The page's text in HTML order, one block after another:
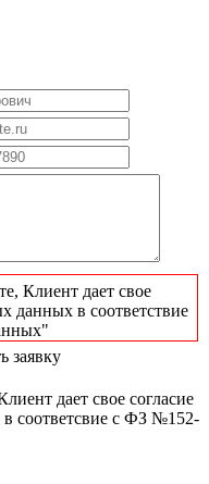
Клиент дает свое
данных в соответствие
заявку
дает свое согласие
соответсвие с ФЗ №152-